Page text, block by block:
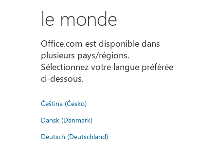
le monde
Office.com est disponible dans
plusieurs pays/régions.
Sélectionnez votre langue préférée
ci-dessous.
Čeština (Česko)
Dansk (Danmark)
Deutsch (Deutschland)